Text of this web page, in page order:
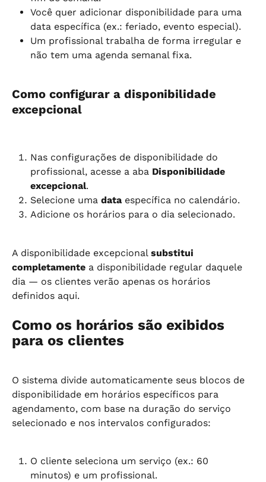
Você quer adicionar disponibilidade para uma
data específica (ex.: feriado, evento especial).
Um profissional trabalha de forma irregular e
não tem uma agenda semanal fixa.
Como configurar a disponibilidade
excepcional
Nas configurações de disponibilidade do
profissional, acesse a aba Disponibilidade
excepcional.
Selecione uma data específica no calendário.
Adicione os horários para o dia selecionado.
A disponibilidade excepcional substitui
completamente a disponibilidade regular daquele
dia — os clientes verão apenas os horários
definidos aqui.
Como os horários são exibidos
para os clientes
O sistema divide automaticamente seus blocos de
disponibilidade em horários específicos para
agendamento, com base na duração do serviço
selecionado e nos intervalos configurados:
O cliente seleciona um serviço (ex.: 60
minutos) e um profissional.